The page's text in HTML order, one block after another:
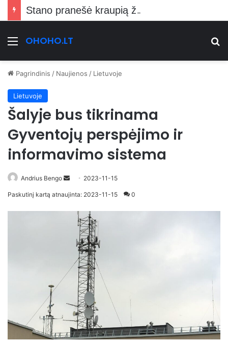
Stano pranešė kraupią žinią Vilniečiams
Meniu
OHOHO.LT
Pagrindinis / Naujienos / Lietuvoje
Lietuvoje
Šalyje bus tikrinama
Gyventojų perspėjimo ir
informavimo sistema
Andrius Bengo
Send 2023-11-15
Paskutinį kartą atnaujinta: 2023-11-15 0